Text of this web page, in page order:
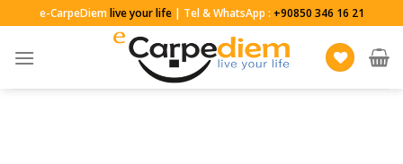
to
content
e-CarpeDiemlive your life| Tel & WhatsApp : +90850 346 16 21